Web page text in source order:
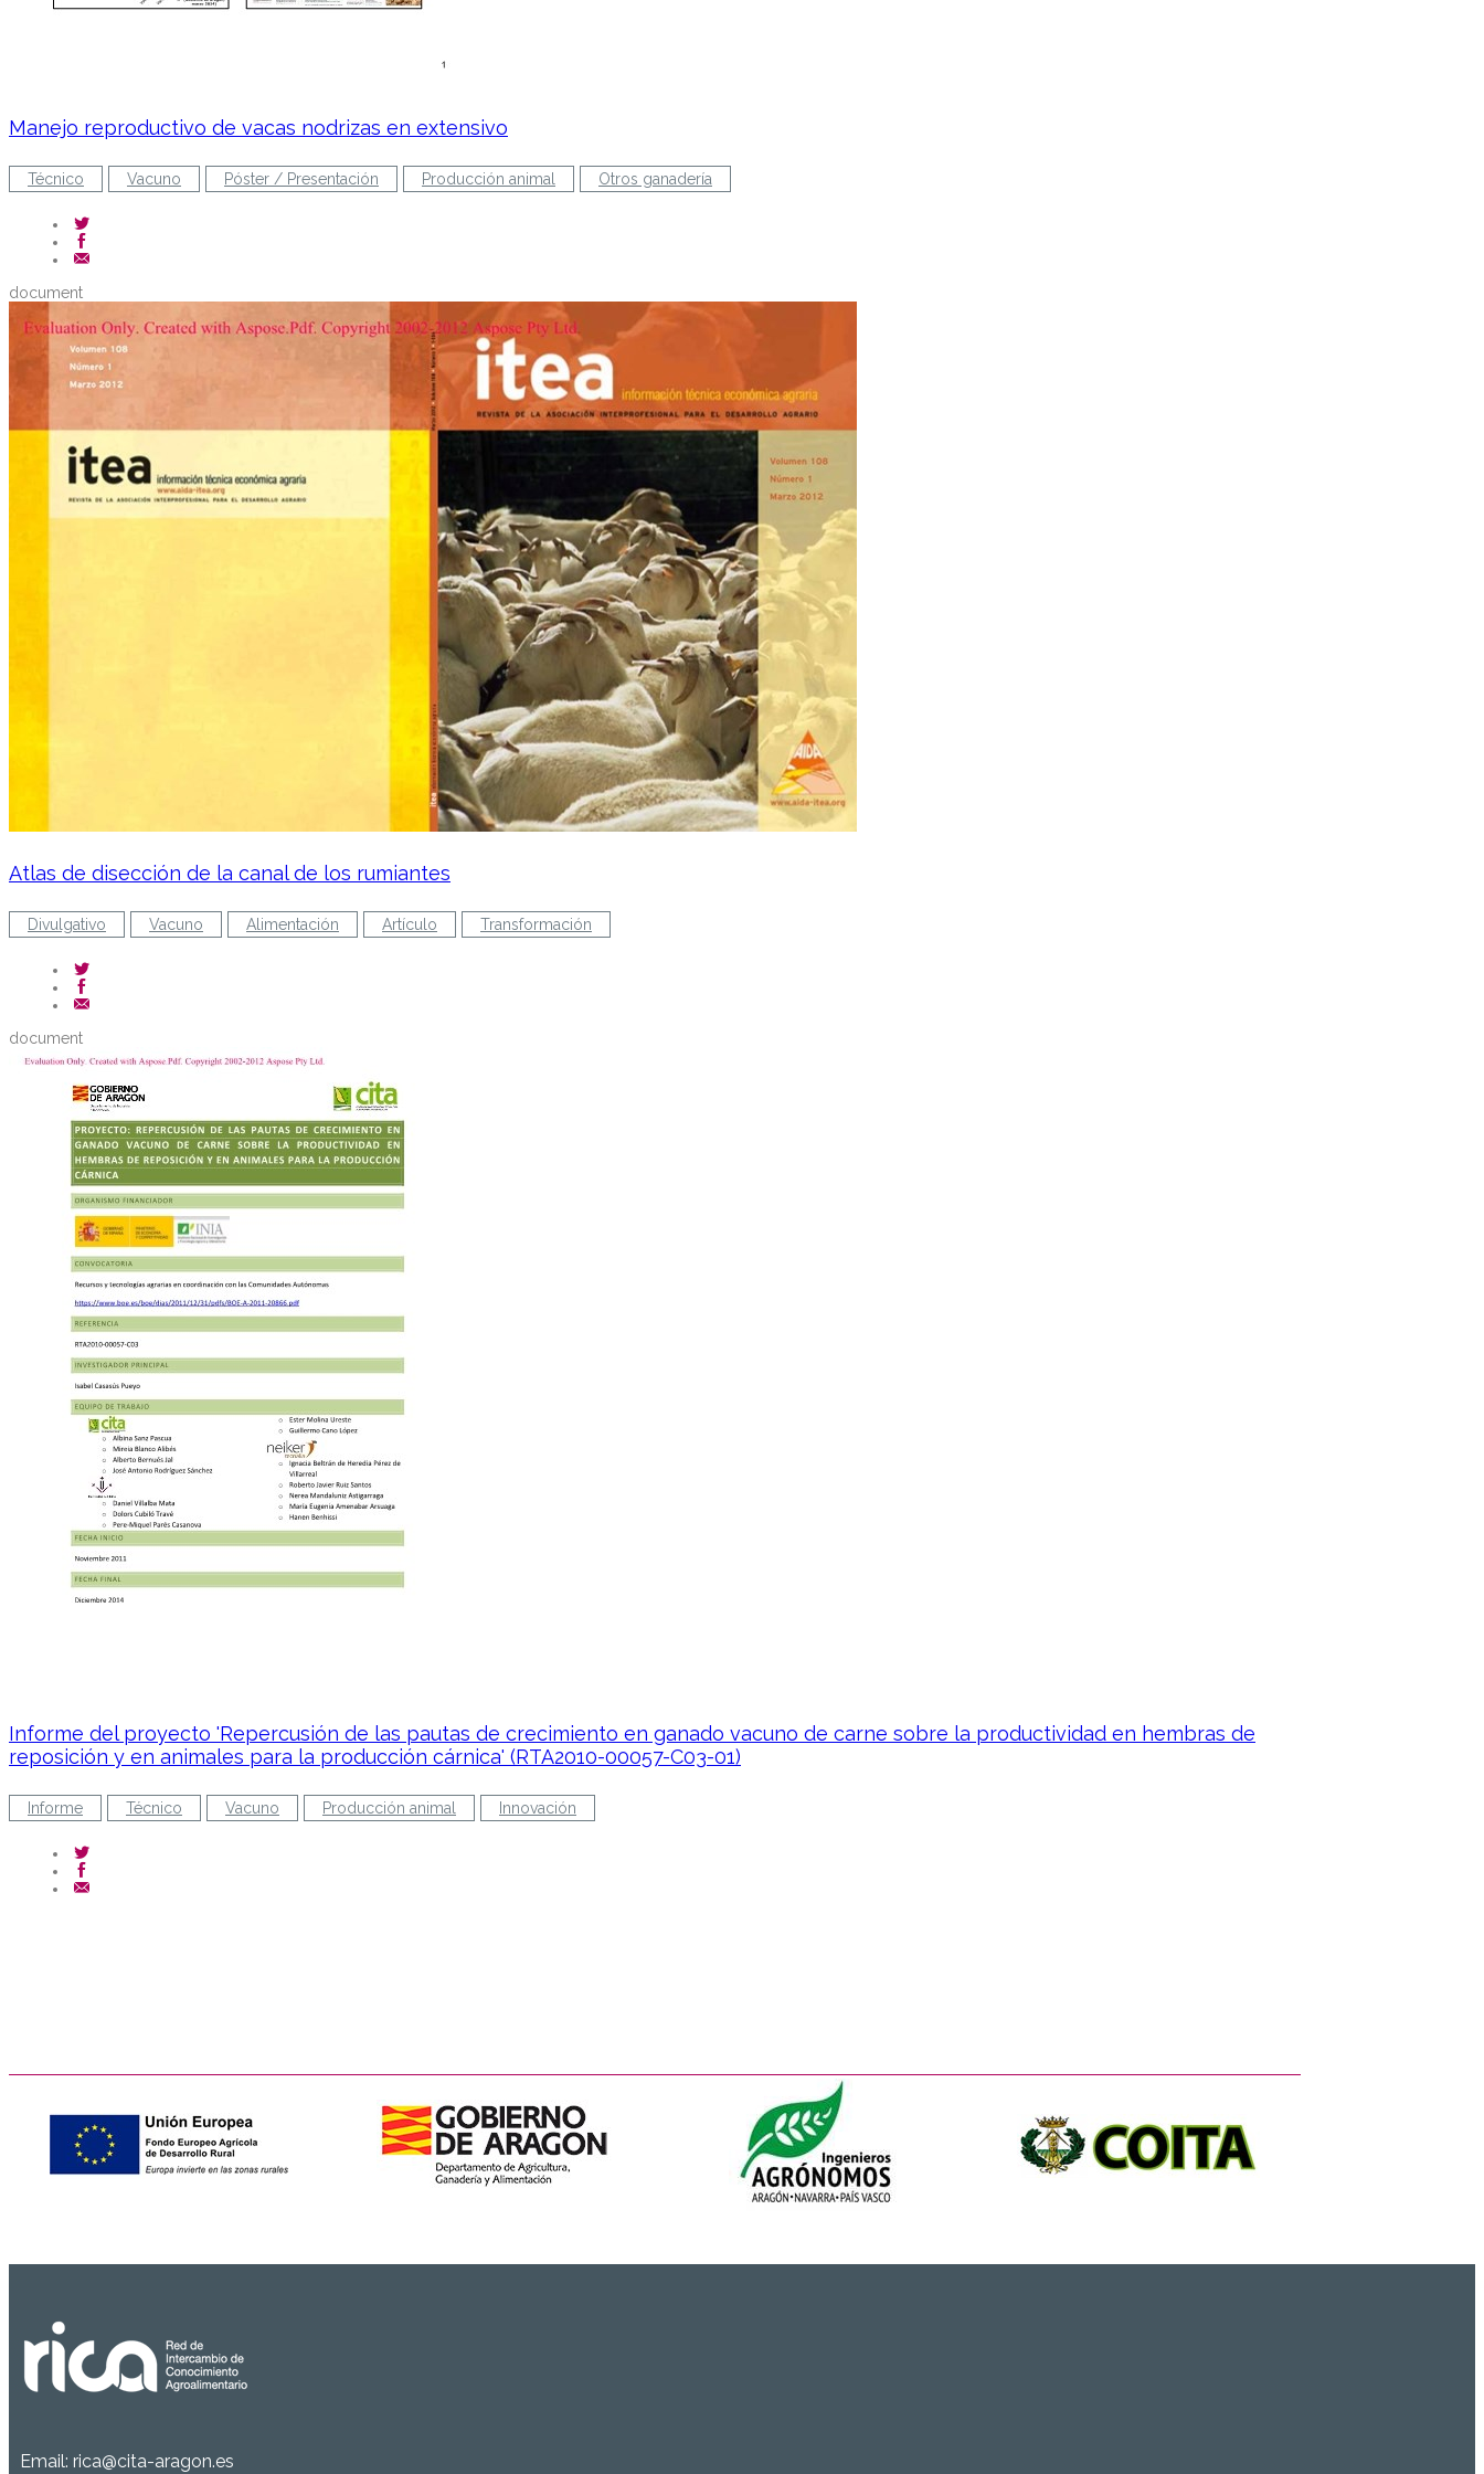
Manejo reproductivo de vacas nodrizas en extensivo
Técnico Vacuno Póster / Presentación Producción animal Otros ganadería
document
Atlas de disección de la canal de los rumiantes
Divulgativo Vacuno Alimentación Artículo Transformación
document
Informe del proyecto 'Repercusión de las pautas de crecimiento en ganado vacuno de carne sobre la productividad en hembras de
reposición y en animales para la producción cárnica' (RTA2010-00057-C03-01)
Informe Técnico Vacuno Producción animal Innovación
Email: rica@cita-aragon.es